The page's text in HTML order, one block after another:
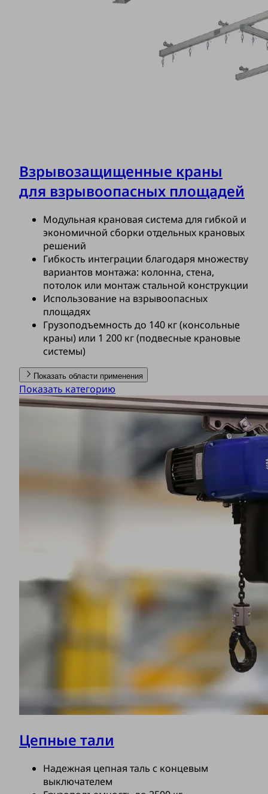
Взрывозащищенные краны
для взрывоопасных площадей
Модульная крановая система для гибкой и
экономичной сборки отдельных крановых
решений
Гибкость интеграции благодаря множеству
вариантов монтажа: колонна, стена,
потолок или монтаж стальной конструкции
Использование на взрывоопасных
площадях
Грузоподъемность до 140 кг (консольные
краны) или 1 200 кг (подвесные крановые
системы)
Показать области применения
Показать категорию
Цепные тали
Надежная цепная таль с концевым
выключателем